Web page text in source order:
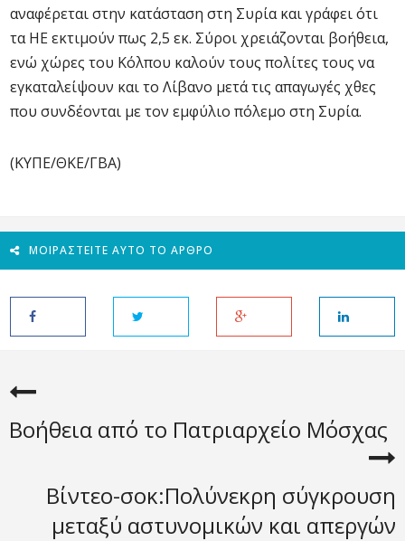
αναφέρεται στην κατάσταση στη Συρία και γράφει ότι
τα ΗΕ εκτιμούν πως 2,5 εκ. Σύροι χρειάζονται βοήθεια,
ενώ χώρες του Κόλπου καλούν τους πολίτες τους να
εγκαταλείψουν και το Λίβανο μετά τις απαγωγές χθες
που συνδέονται με τον εμφύλιο πόλεμο στη Συρία.
(ΚΥΠΕ/ΘΚΕ/ΓΒΑ)
ΜΟΙΡΑΣΤΕΊΤΕ ΑΥΤΌ ΤΟ ΆΡΘΡΟ
Βοήθεια από το Πατριαρχείο Μόσχας
Βίντεο-σοκ:Πολύνεκρη σύγκρουση
μεταξύ αστυνομικών και απεργών